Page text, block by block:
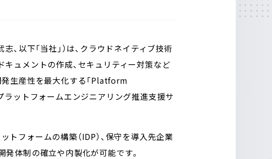
、以下「当社」）は、クラウドネイティブ技術
ュメントの作成、セキュリティー対策など
発生産性を最大化する「Platform
ラットフォームエンジニアリング推進支援サ
フォームの構築（IDP）、保守を導入先企業
体制の確立や内製化が可能です。